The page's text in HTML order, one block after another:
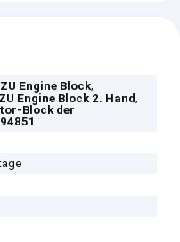
Engine Block,
Engine Block 2. Hand,
Block der